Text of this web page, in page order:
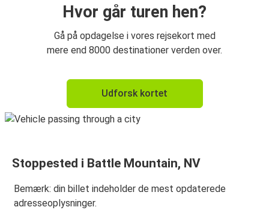
Hvor går turen hen?
Gå på opdagelse i vores rejsekort med
mere end 8000 destinationer verden over.
Udforsk kortet
Stoppested i Battle Mountain, NV
Bemærk: din billet indeholder de mest opdaterede
adresseoplysninger.